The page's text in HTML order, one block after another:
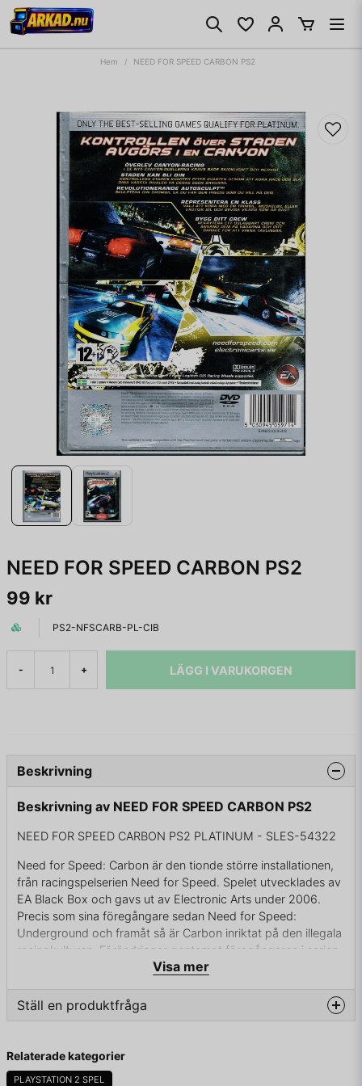
Hem NEED FOR SPEED CARBON PS2
NEED FOR SPEED CARBON PS2
99 kr
PS2-NFSCARB-PL-CIB
- + LÄGG I VARUKORGEN
Beskrivning
Beskrivning av NEED FOR SPEED CARBON PS2
NEED FOR SPEED CARBON PS2 PLATINUM - SLES-54322
Need for Speed: Carbon är den tionde större installationen,
från racingspelserien Need for Speed. Spelet utvecklades av
EA Black Box och gavs ut av Electronic Arts under 2006.
Precis som sina föregångare sedan Need for Speed:
Underground och framåt så är Carbon inriktat på den illegala
racingkulturen. Förändringar gentemot föregångaren i serien,
Need for Speed: Most Wanted är bland andra:
Flera nya racinglägen offline bl.a. Canyon Duel och online
Dragrace försvinner
Visa mer
Ställ en produktfråga
Fråga oss något om denna produkten...
Relaterade kategorier
PLAYSTATION 2 SPEL